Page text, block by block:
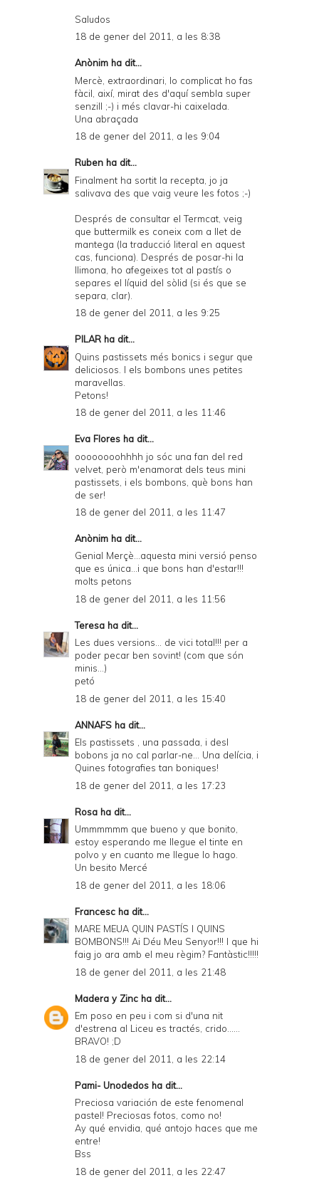
Saludos
18 de gener del 2011, a les 8:38
Anònim ha dit...
Mercè, extraordinari, lo complicat ho fas
fàcil, així, mirat des d'aquí sembla super
senzill ;-) i més clavar-hi caixelada.
Una abraçada
18 de gener del 2011, a les 9:04
Ruben ha dit...
Finalment ha sortit la recepta, jo ja
salivava des que vaig veure les fotos ;-)
Després de consultar el Termcat, veig
que buttermilk es coneix com a llet de
mantega (la traducció literal en aquest
cas, funciona). Després de posar-hi la
llimona, ho afegeixes tot al pastís o
separes el líquid del sòlid (si és que se
separa, clar).
18 de gener del 2011, a les 9:25
PILAR ha dit...
Quins pastissets més bonics i segur que
deliciosos. I els bombons unes petites
maravellas.
Petons!
18 de gener del 2011, a les 11:46
Eva Flores ha dit...
oooooooohhhh jo sóc una fan del red
velvet, però m'enamorat dels teus mini
pastissets, i els bombons, què bons han
de ser!
18 de gener del 2011, a les 11:47
Anònim ha dit...
Genial Merçè...aquesta mini versió penso
que es única...i que bons han d'estar!!!
molts petons
18 de gener del 2011, a les 11:56
Teresa ha dit...
Les dues versions... de vici total!!! per a
poder pecar ben sovint! (com que són
minis...)
petó
18 de gener del 2011, a les 15:40
ANNAFS ha dit...
Els pastissets , una passada, i desl
bobons ja no cal parlar-ne... Una delícia, i
Quines fotografies tan boniques!
18 de gener del 2011, a les 17:23
Rosa ha dit...
Ummmmmm que bueno y que bonito,
estoy esperando me llegue el tinte en
polvo y en cuanto me llegue lo hago.
Un besito Mercé
18 de gener del 2011, a les 18:06
Francesc ha dit...
MARE MEUA QUIN PASTÍS I QUINS
BOMBONS!!! Ai Déu Meu Senyor!!! I que hi
faig jo ara amb el meu règim? Fantàstic!!!!!
18 de gener del 2011, a les 21:48
Madera y Zinc ha dit...
Em poso en peu i com si d'una nit
d'estrena al Liceu es tractés, crido......
BRAVO! ;D
18 de gener del 2011, a les 22:14
Pami- Unodedos ha dit...
Preciosa variación de este fenomenal
pastel! Preciosas fotos, como no!
Ay qué envidia, qué antojo haces que me
entre!
Bss
18 de gener del 2011, a les 22:47